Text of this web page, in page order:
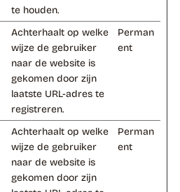
te houden.
Achterhaalt op welke
wijze de gebruiker
naar de website is
gekomen door zijn
laatste URL-adres te
registreren.
Perman
ent
Achterhaalt op welke
wijze de gebruiker
naar de website is
gekomen door zijn
Perman
ent